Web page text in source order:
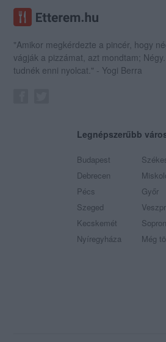
"Amikor megkérdezte a pincér, hogy
vágják a pizzámat, azt mondtam;
tudnék enni nyolcat." - Yogi Berra
Legnépszerűbb
Budapest
Debrecen
Pécs
Szeged
Kecskemét
Nyíregyháza
Győr
Sopron
Még